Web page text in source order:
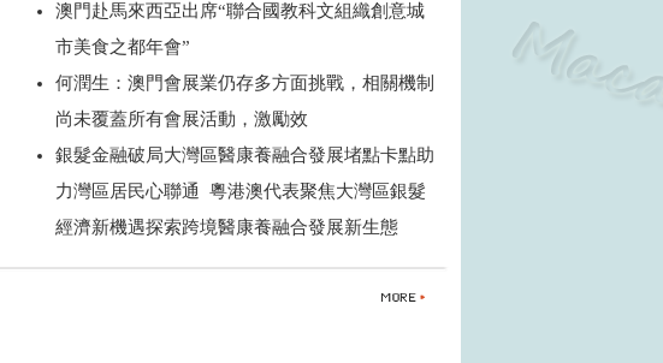
澳門赴馬來西亞出席“聯合國教科文組織創意城
市美食之都年會”
何潤生：澳門會展業仍存多方面挑戰，相關機制
尚未覆蓋所有會展活動，激勵效
銀髮金融破局大灣區醫康養融合發展堵點卡點助
力灣區居民心聯通 粵港澳代表聚焦大灣區銀髮
經濟新機遇探索跨境醫康養融合發展新生態